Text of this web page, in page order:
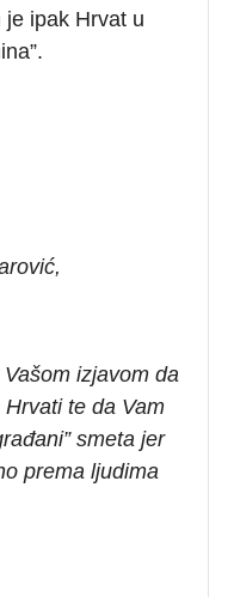
ipak Hrvat u
izjavom da
te da Vam
smeta jer
prema ljudima